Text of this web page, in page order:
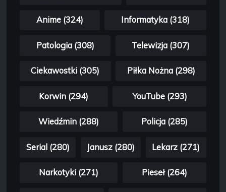
Anime (324) Informatyka (318)
Patologia (308) Telewizja (307)
Ciekawostki (305) Piłka Nożna (298)
Korwin (294) YouTube (293)
Wiedźmin (288) Policja (285)
Serial (280) Janusz (280) Lekarz (271)
Narkotyki (271) Pieseł (264)